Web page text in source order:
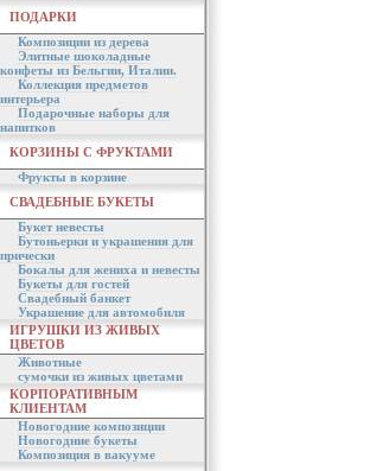
ПОДАРКИ
Композиции из дерева
Элитные шоколадные
конфеты из Бельгии, Италии.
Коллекция предметов
интерьера
Подарочные наборы для
напитков
КОРЗИНЫ С ФРУКТАМИ
Фрукты в корзине
СВАДЕБНЫЕ БУКЕТЫ
Букет невесты
Бутоньерки и украшения для
прически
Бокалы для жениха и невесты
Букеты для гостей
Свадебный банкет
Украшение для автомобиля
ИГРУШКИ ИЗ ЖИВЫХ
ЦВЕТОВ
Животные
сумочки из живых цветами
КОРПОРАТИВНЫМ
КЛИЕНТАМ
Новогодние композиции
Новогодние букеты
Композиция в вакууме